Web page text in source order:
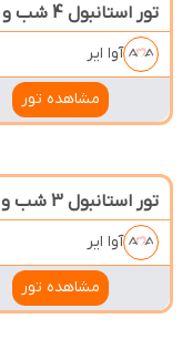
تور استانبول 4 شب و 5 روز 20 مرداد
آوا ایر
مشاهده تور
تور استانبول 3 شب و 4 روز 1 شهریور
آوا ایر
مشاهده تور